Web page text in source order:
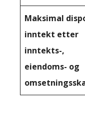
Maksimal
inntekt etter
inntekts-,
eiendoms- og